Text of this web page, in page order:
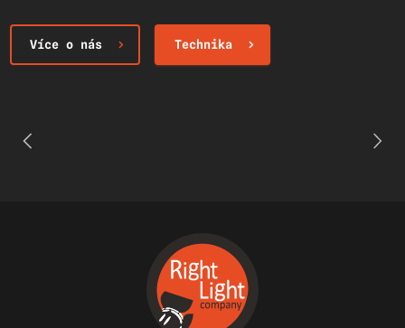
Více o nás Technika